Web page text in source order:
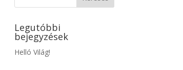
Legutóbbi
bejegyzések
Helló Világ!